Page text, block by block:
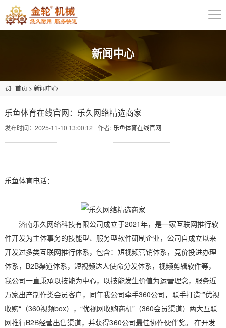
新闻中心
首页> 新闻中心
乐鱼体育在线官网：乐久网络精选商家
发布时间：2025-11-10 13:00:12 作者: 乐鱼体育在线官网
乐鱼体育电话：
济南乐久网络科技有限公司成立于2021年，是一家互联网推行软
件开发为主体事务的技能型、服务型软件研制企业，公司自成立以来
开发过多类互联网推行体系，包含：短视频营销体系，竞价投进办理
体系，B2B渠道体系，短视频达人使命分发体系，视频剪辑软件等，
我公司一直秉承以技能为中心，以技能发生价值为运营理念，服务近
万家出产制作类会员客户，同年我公司牵手360公司，联手打造“”优视
收购“（360视频box），“优视网收购商机”（360会员渠道）两大互联
网推行B2B经营出售渠道，并获得360公司最佳协作伙伴奖。 在开发